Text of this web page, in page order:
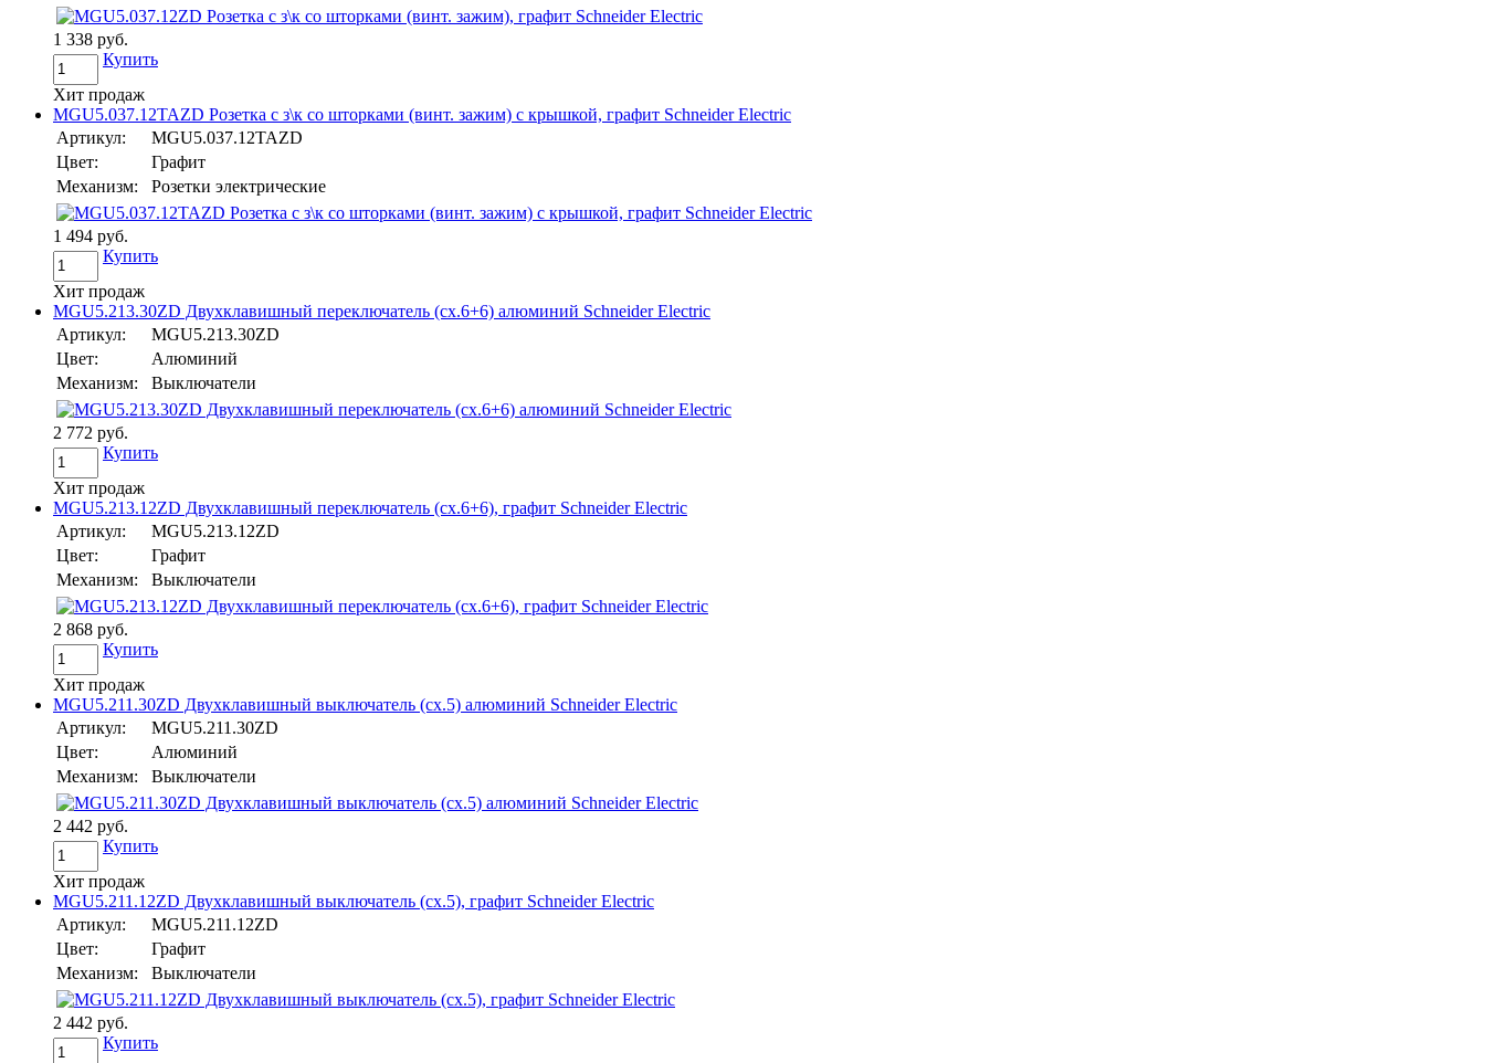
1 338 руб.
Купить
Хит продаж
MGU5.037.12TAZD Розетка с з\к со шторками (винт. зажим) с крышкой, графит Schneider Electric
Артикул:
MGU5.037.12TAZD
Цвет:
Графит
Механизм:
Розетки электрические
1 494 руб.
Купить
Хит продаж
MGU5.213.30ZD Двухклавишный переключатель (сх.6+6) алюминий Schneider Electric
Артикул:
MGU5.213.30ZD
Цвет:
Алюминий
Механизм:
Выключатели
2 772 руб.
Купить
Хит продаж
MGU5.213.12ZD Двухклавишный переключатель (сх.6+6), графит Schneider Electric
Артикул:
MGU5.213.12ZD
Цвет:
Графит
Механизм:
Выключатели
2 868 руб.
Купить
Хит продаж
MGU5.211.30ZD Двухклавишный выключатель (сх.5) алюминий Schneider Electric
Артикул:
MGU5.211.30ZD
Цвет:
Алюминий
Механизм:
Выключатели
2 442 руб.
Купить
Хит продаж
MGU5.211.12ZD Двухклавишный выключатель (сх.5), графит Schneider Electric
Артикул:
MGU5.211.12ZD
Цвет:
Графит
Механизм:
Выключатели
2 442 руб.
Купить